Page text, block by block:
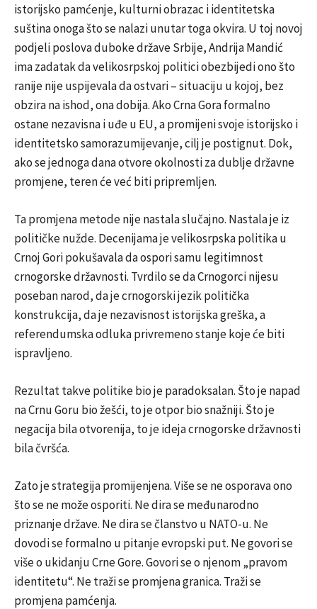
istorijsko pamćenje, kulturni obrazac i identitetska
suština onoga što se nalazi unutar toga okvira. U toj novoj
podjeli poslova duboke države Srbije, Andrija Mandić
ima zadatak da velikosrpskoj politici obezbijedi ono što
ranije nije uspijevala da ostvari – situaciju u kojoj, bez
obzira na ishod, ona dobija. Ako Crna Gora formalno
ostane nezavisna i uđe u EU, a promijeni svoje istorijsko i
identitetsko samorazumijevanje, cilj je postignut. Dok,
ako se jednoga dana otvore okolnosti za dublje državne
promjene, teren će već biti pripremljen.
Ta promjena metode nije nastala slučajno. Nastala je iz
političke nužde. Decenijama je velikosrpska politika u
Crnoj Gori pokušavala da ospori samu legitimnost
crnogorske državnosti. Tvrdilo se da Crnogorci nijesu
poseban narod, da je crnogorski jezik politička
konstrukcija, da je nezavisnost istorijska greška, a
referendumska odluka privremeno stanje koje će biti
ispravljeno.
Rezultat takve politike bio je paradoksalan. Što je napad
na Crnu Goru bio žešći, to je otpor bio snažniji. Što je
negacija bila otvorenija, to je ideja crnogorske državnosti
bila čvršća.
Zato je strategija promijenjena. Više se ne osporava ono
što se ne može osporiti. Ne dira se međunarodno
priznanje države. Ne dira se članstvo u NATO-u. Ne
dovodi se formalno u pitanje evropski put. Ne govori se
više o ukidanju Crne Gore. Govori se o njenom „pravom
identitetu“. Ne traži se promjena granica. Traži se
promjena pamćenja.